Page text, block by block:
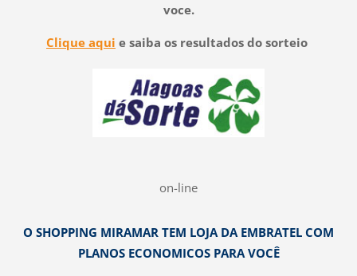
voce.
Clique aqui e saiba os resultados do sorteio
on-line
O SHOPPING MIRAMAR TEM LOJA DA EMBRATEL COM
PLANOS ECONOMICOS PARA VOCÊ